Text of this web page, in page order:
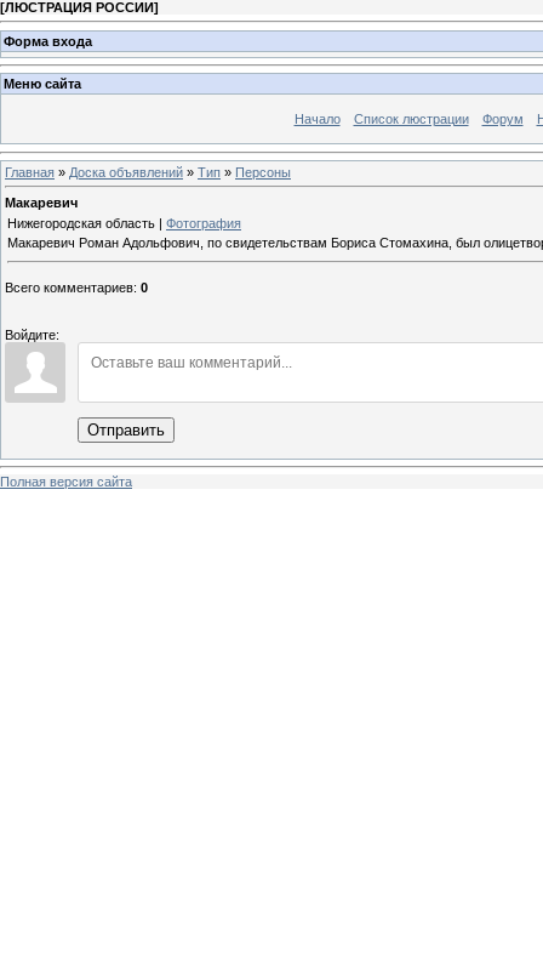
[ЛЮСТРАЦИЯ РОССИИ]
Форма входа
Меню сайта
Начало Список люстрации Форум
Главная » Доска объявлений » Тип » Персоны
Макаревич
Нижегородская область | Фотография
Макаревич Роман Адольфович, по свидетельствам Бориса Стомахина, был
Всего комментариев: 0
Войдите:
Отправить
Полная версия сайта